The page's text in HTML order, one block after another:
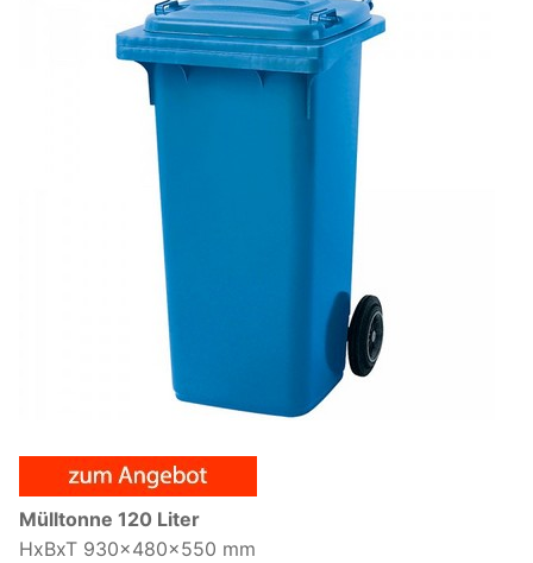
Mülltonne 120 Liter
HxBxT 930x480x550 mm